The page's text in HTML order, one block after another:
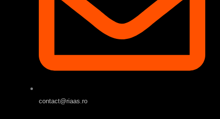
contact@riaas.ro